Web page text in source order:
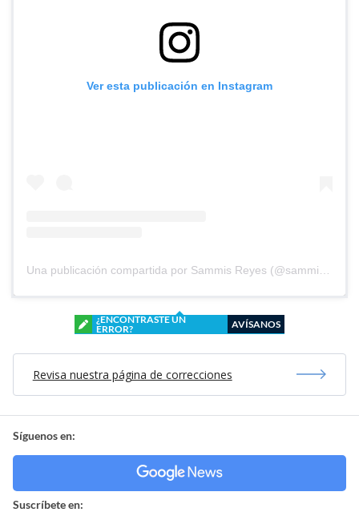
Ver esta publicación en Instagram
¿ENCONTRASTE UN
ERROR?
AVÍSANOS
Revisa nuestra página de correcciones
Síguenos en:
Suscríbete en: